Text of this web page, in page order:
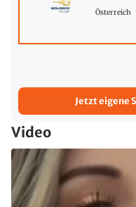
Österreich
Jetzt eigene
Video